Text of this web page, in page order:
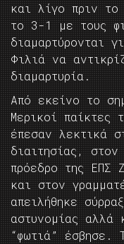
και λίγο πριν το
το 3-1 με τους
διαμαρτύρονται
Φιλιά να
διαμαρτυρία.
Από εκείνο το
Μερικοί παίκτες
έπεσαν λεκτικά
διαιτησίας,
πρόεδρο της ΕΠΣ
και στον
απειλήθηκε
αστυνομίας αλλά
“φωτιά” έσβησε.